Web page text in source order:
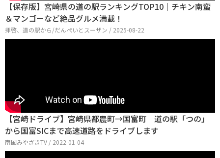
【保存版】宮崎県の道の駅ランキングTOP10｜チキン南蛮
＆マンゴーなど絶品グルメ満載！
拝啓、道の駅から/だんぺいとスーザン / 2025-08-22
【宮崎ドライブ】宮崎県都農町→国富町 道の駅「つの」
から国富SICまで高速道路をドライブします
南国みやざきTV / 2022-01-04